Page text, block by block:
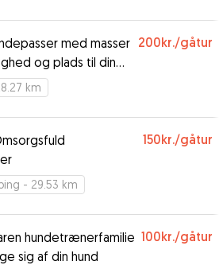
med masser
og plads til din
200kr./gåtur
km
150kr./gåtur
- 29.53 km
hundetrænerfamilie
sig af din hund
100kr./gåtur